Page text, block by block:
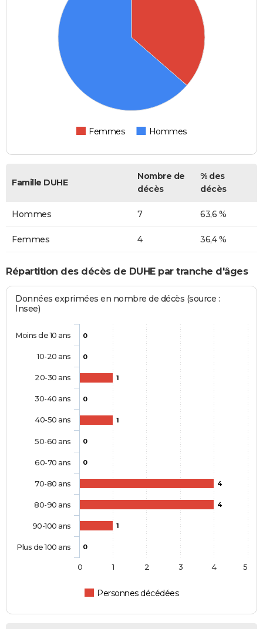
Femmes Hommes
Famille DUHE
Nombre de
décès
% des
décès
Hommes 7 63,6 %
Femmes 4 36,4 %
Répartition des décès de DUHE par tranche d'âges
Données exprimées en nombre de décès (source :
Insee)
0
0
1
0
1
0
0
4
4
1
0
Personnes décédées
Moins de 10 ans
10-20 ans
20-30 ans
30-40 ans
40-50 ans
50-60 ans
60-70 ans
70-80 ans
80-90 ans
90-100 ans
Plus de 100 ans
0 1 2 3 4 5